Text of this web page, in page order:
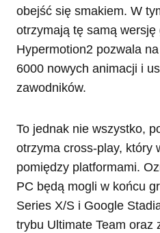
obejść się smakiem. W
otrzymają tę samą wersję
Hypermotion2 pozwala
6000 nowych animacji i
zawodników.
To jednak nie wszystko,
otrzyma cross-play, który
pomiędzy platformami.
PC będą mogli w końcu
Series X/S i Google
trybu Ultimate Team oraz